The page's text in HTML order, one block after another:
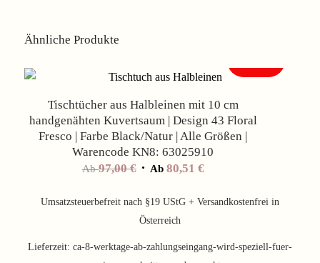
Ähnliche Produkte
Tischtücher aus Halbleinen mit 10 cm
handgenähten Kuvertsaum | Design 43 Floral
Fresco | Farbe Black/Natur | Alle Größen |
Warencode KN8: 63025910
Ab97,00€ Ab 80,51 €
Umsatzsteuerbefreit nach §19 UStG + Versandkostenfrei in
Österreich
Lieferzeit: ca-8-werktage-ab-zahlungseingang-wird-speziell-fuer-